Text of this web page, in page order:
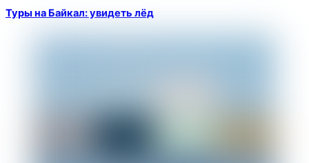
Туры на Байкал: увидеть лёд